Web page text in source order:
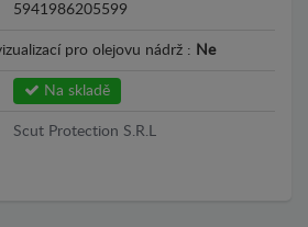
5941986205599
pro olejovu nádrž : Ne
Na skladě
Scut Protection S.R.L